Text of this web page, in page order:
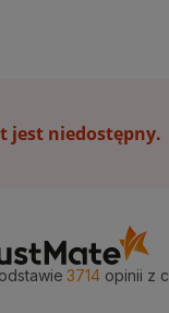
jest niedostępny.
3714 opinii z